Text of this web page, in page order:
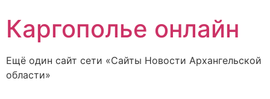
Каргополье онлайн
Ещё один сайт сети «Сайты Новости Архангельской
области»